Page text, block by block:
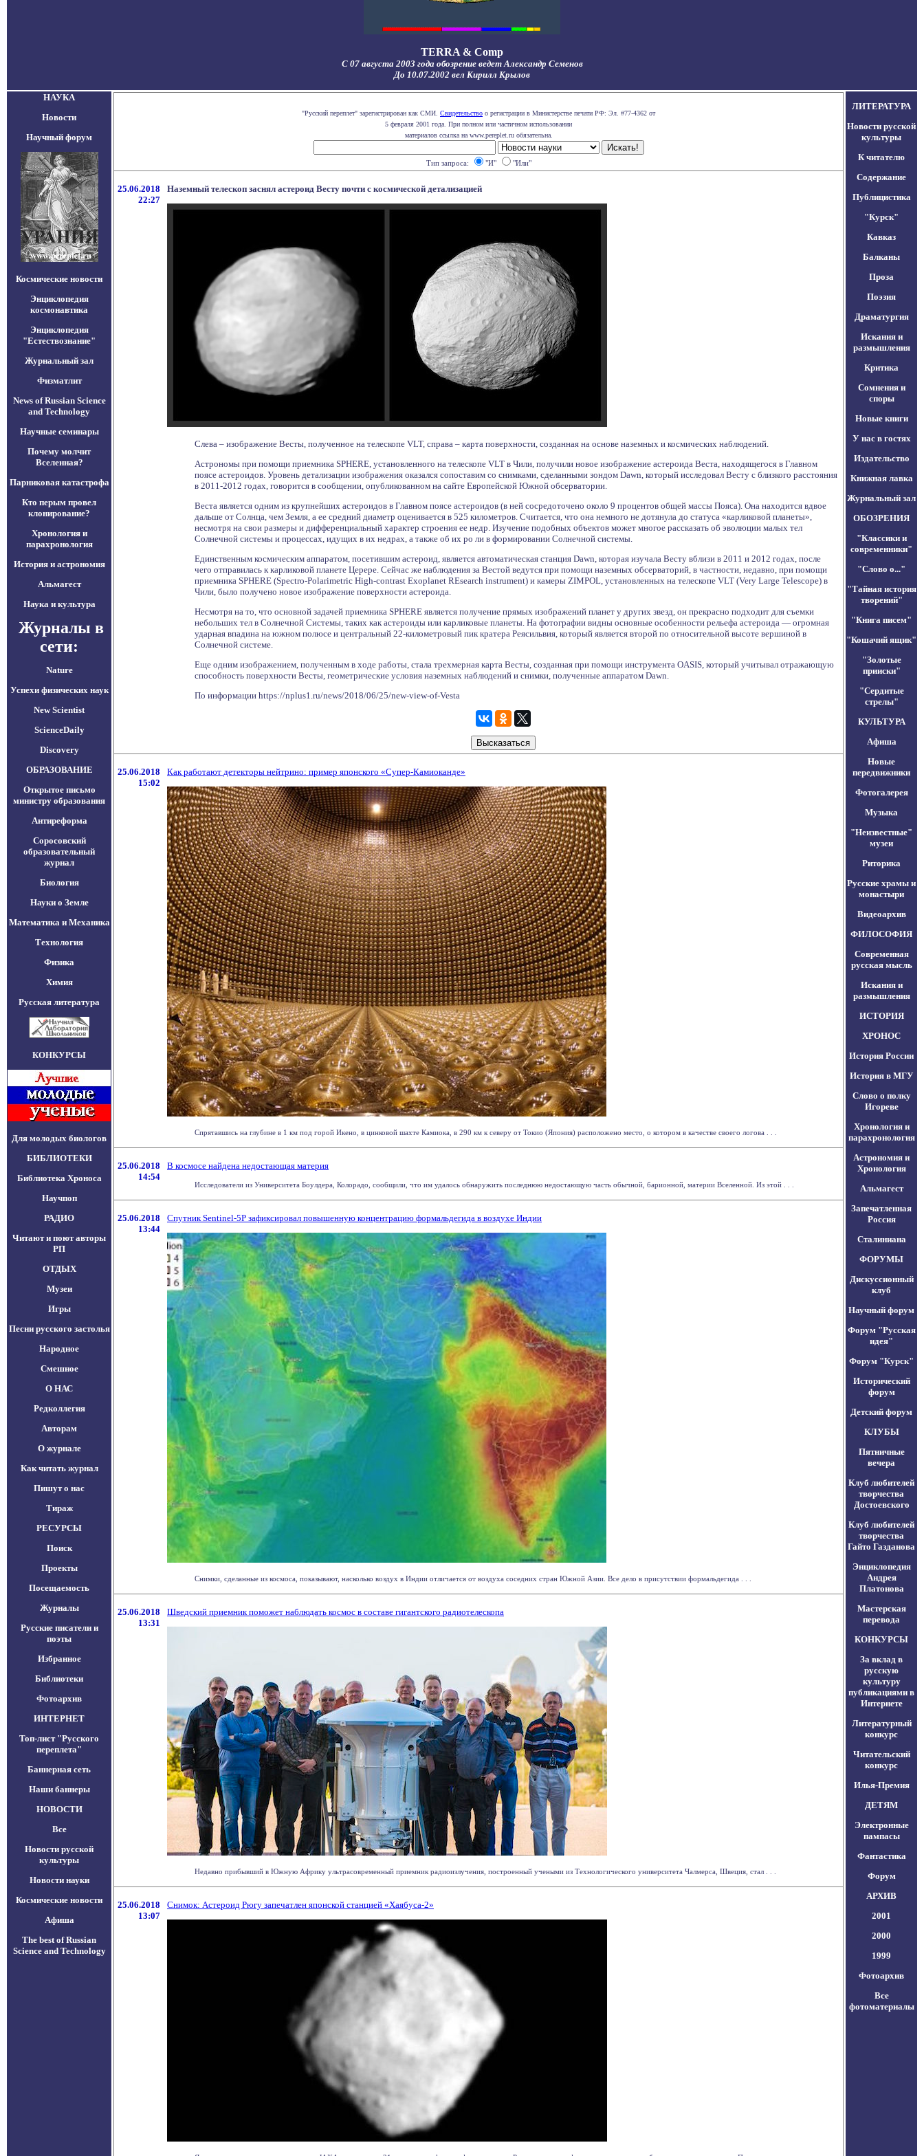
TERRA & Comp
С 07 августа 2003 года обозрение ведет Александр Семенов
До 10.07.2002 вел Кирилл Крылов
НАУКА
Новости
Научный форум
Космические новости
Энциклопедия
космонавтика
Энциклопедия
"Естествознание"
Журнальный зал
Физматлит
News of Russian Science
and Technology
Научные семинары
Почему молчит
Вселенная?
Парниковая катастрофа
Кто перым провел
клонирование?
Хронология и
парахронология
История и астрономия
Альмагест
Наука и культура
Журналы в
сети:
Nature
Успехи физических наук
New Scientist
ScienceDaily
Discovery
ОБРАЗОВАНИЕ
Открытое письмо
министру образования
Антиреформа
Соросовский
образовательный
журнал
Биология
Науки о Земле
Математика и Механика
Технология
Физика
Химия
Русская литература
КОНКУРСЫ
Для молодых биологов
БИБЛИОТЕКИ
Библиотека Хроноса
Научпоп
РАДИО
Читают и поют авторы
РП
ОТДЫХ
Музеи
Игры
Песни русского застолья
Народное
Смешное
О НАС
Редколлегия
Авторам
О журнале
Как читать журнал
Пишут о нас
Тираж
РЕСУРСЫ
Поиск
Проекты
Посещаемость
Журналы
Русские писатели и
поэты
Избранное
Библиотеки
Фотоархив
ИНТЕРНЕТ
Топ-лист "Русского
переплета"
Баннерная сеть
Наши баннеры
НОВОСТИ
Все
Новости русской
культуры
Новости науки
Космические новости
Афиша
The best of Russian
Science and Technology
"Русский переплет" зарегистрирован как СМИ. Свидетельство о регистрации в Министерстве печати РФ: Эл. #77-4362 от
5 февраля 2001 года. При полном или частичном использовании
материалов ссылка на www.pereplet.ru обязательна.
Тип запроса: "И" "Или"
25.06.2018
22:27
Наземный телескоп заснял астероид Весту почти с космической детализацией
Слева – изображение Весты, полученное на телескопе VLT, справа – карта поверхности, созданная на основе наземных и космических наблюдений.
Астрономы при помощи приемника SPHERE, установленного на телескопе VLT в Чили, получили новое изображение астероида Веста, находящегося в Главном
поясе астероидов. Уровень детализации изображения оказался сопоставим со снимками, сделанными зондом Dawn, который исследовал Весту с близкого расстояния
в 2011-2012 годах, говорится в сообщении, опубликованном на сайте Европейской Южной обсерватории.
Веста является одним из крупнейших астероидов в Главном поясе астероидов (в ней сосредоточено около 9 процентов общей массы Пояса). Она находится вдвое
дальше от Солнца, чем Земля, а ее средний диаметр оценивается в 525 километров. Считается, что она немного не дотянула до статуса «карликовой планеты»,
несмотря на свои размеры и дифференциальный характер строения ее недр. Изучение подобных объектов может многое рассказать об эволюции малых тел
Солнечной системы и процессах, идущих в их недрах, а также об их ро ли в формировании Солнечной системы.
Единственным космическим аппаратом, посетившим астероид, является автоматическая станция Dawn, которая изучала Весту вблизи в 2011 и 2012 годах, после
чего отправилась к карликовой планете Церере. Сейчас же наблюдения за Вестой ведутся при помощи наземных обсерваторий, в частности, недавно, при помощи
приемника SPHERE (Spectro-Polarimetric High-contrast Exoplanet REsearch instrument) и камеры ZIMPOL, установленных на телескопе VLT (Very Large Telescope) в
Чили, было получено новое изображение поверхности астероида.
Несмотря на то, что основной задачей приемника SPHERE является получение прямых изображений планет у других звезд, он прекрасно подходит для съемки
небольших тел в Солнечной Системы, таких как астероиды или карликовые планеты. На фотографии видны основные особенности рельефа астероида — огромная
ударная впадина на южном полюсе и центральный 22-километровый пик кратера Реясильвия, который является второй по относительной высоте вершиной в
Солнечной системе.
Еще одним изображением, полученным в ходе работы, стала трехмерная карта Весты, созданная при помощи инструмента OASIS, который учитывал отражающую
способность поверхности Весты, геометрические условия наземных наблюдений и снимки, полученные аппаратом Dawn.
По информации https://nplus1.ru/news/2018/06/25/new-view-of-Vesta
25.06.2018
15:02
Как работают детекторы нейтрино: пример японского «Супер-Камиоканде»
Спрятавшись на глубине в 1 км под горой Икено, в цинковой шахте Камиока, в 290 км к северу от Токио (Япония) расположено место, о котором в качестве своего логова . . .
25.06.2018
14:54
В космосе найдена недостающая материя
Исследователи из Университета Боулдера, Колорадо, сообщили, что им удалось обнаружить последнюю недостающую часть обычной, барионной, материи Вселенной. Из этой . . .
25.06.2018
13:44
Спутник Sentinel-5P зафиксировал повышенную концентрацию формальдегида в воздухе Индии
Снимки, сделанные из космоса, показывают, насколько воздух в Индии отличается от воздуха соседних стран Южной Азии. Все дело в присутствии формальдегида . . .
25.06.2018
13:31
Шведский приемник поможет наблюдать космос в составе гигантского радиотелескопа
Недавно прибывший в Южную Африку ультрасовременный приемник радиоизлучения, построенный учеными из Технологического университета Чалмерса, Швеция, стал . . .
25.06.2018
13:07
Снимок: Астероид Рюгу запечатлен японской станцией «Хаябуса-2»
ЛИТЕРАТУРА
Новости русской
культуры
К читателю
Содержание
Публицистика
"Курск"
Кавказ
Балканы
Проза
Поэзия
Драматургия
Искания и
размышления
Критика
Сомнения и
споры
Новые книги
У нас в гостях
Издательство
Книжная лавка
Журнальный зал
ОБОЗРЕНИЯ
"Классики и
современники"
"Слово о..."
"Тайная история
творений"
"Книга писем"
"Кошачий ящик"
"Золотые
прииски"
"Сердитые
стрелы"
КУЛЬТУРА
Афиша
Новые
передвижники
Фотогалерея
Музыка
"Неизвестные"
музеи
Риторика
Русские храмы и
монастыри
Видеоархив
ФИЛОСОФИЯ
Современная
русская мысль
Искания и
размышления
ИСТОРИЯ
ХРОНОС
История России
История в МГУ
Слово о полку
Игореве
Хронология и
парахронология
Астрономия и
Хронология
Альмагест
Запечатленная
Россия
Сталиниана
ФОРУМЫ
Дискуссионный
клуб
Научный форум
Форум "Русская
идея"
Форум "Курск"
Исторический
форум
Детский форум
КЛУБЫ
Пятничные
вечера
Клуб любителей
творчества
Достоевского
Клуб любителей
творчества
Гайто Газданова
Энциклопедия
Андрея
Платонова
Мастерская
перевода
КОНКУРСЫ
За вклад в
русскую
культуру
публикациями в
Интернете
Литературный
конкурс
Читательский
конкурс
Илья-Премия
ДЕТЯМ
Электронные
пампасы
Фантастика
Форум
АРХИВ
2001
2000
1999
Фотоархив
Все
фотоматериалы